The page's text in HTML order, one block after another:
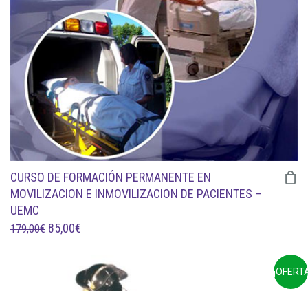
CURSO DE FORMACIÓN PERMANENTE EN
MOVILIZACION E INMOVILIZACION DE PACIENTES –
UEMC
179,00€ EL
ORIGINAL
85,00€
ACTUAL
ES: